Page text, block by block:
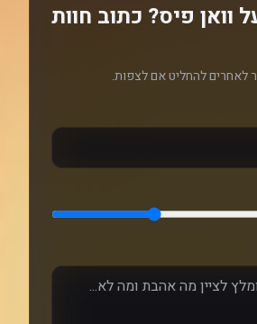
וואן פיס? כתוב חוות
לאחרים להחליט אם לצפות.